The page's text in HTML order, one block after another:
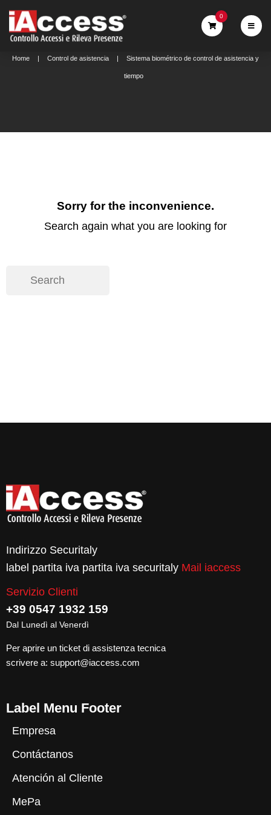
0
Home Control de asistencia Sistema biométrico de control de asistencia y
tiempo
Sorry for the inconvenience.
Search again what you are looking for
Indirizzo Securitaly
label partita iva partita iva securitaly Mail iaccess
Servizio Clienti
+39 0547 1932 159
Dal Lunedì al Venerdì
Per aprire un ticket di assistenza tecnica
scrivere a: support@iaccess.com
Label Menu Footer
Empresa
Contáctanos
Atención al Cliente
MePa